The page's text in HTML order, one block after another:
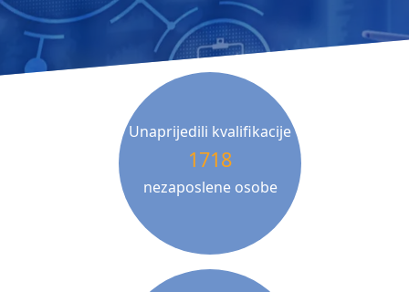
Unaprijedili kvalifikacije
1718
nezaposlene osobe